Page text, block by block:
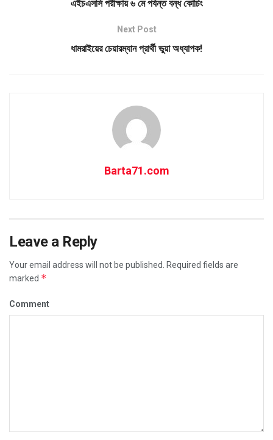
এইচএসসি পরীক্ষায় ৬ মে পর্যন্ত বন্ধ কোচিং
Next Post
ধামরাইয়ের চেয়ারম্যান প্রার্থী ভুয়া অধ্যাপক!
Barta71.com
Leave a Reply
Your email address will not be published.
Required fields are
marked *
Comment